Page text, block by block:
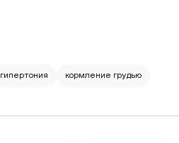
гипертония кормление грудью